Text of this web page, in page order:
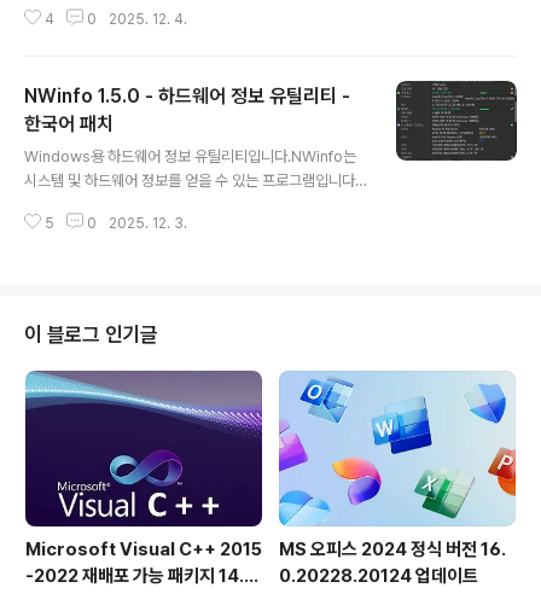
ler는 기기를 최적화하고, 불필요한 프로그램 파일을 제거
있을 수 있습니다. 이제 Revo Uninstaller를 사용하면 이
러한 모든 잔여물을 시스템에서 제거하고 기기의 편의성과
최적화를 더욱 강화할 수 있습니다.Home: https://www.
revouninstaller.com/https://www.revouninstalle
w.revo..
4 0 2025. 12. 4.
NWinfo 1.5.0 - 하드웨어 정보 유틸리티 -
한국어 패치
Windows용 하드웨어 정보 유틸리티입니다.NWinfo는
시스템 및 하드웨어 정보를 얻을 수 있는 프로그램입니다.
대한 자세한 정보를 확인하세요.• JSON, YAML 및 LUA
5 0 2025. 12. 3.
이 블로그 인기글
Microsoft Visual C++ 2015
-2022 재배포 가능 패키지 14.5
MS 오피스 2024 정식 버전 16.
0.20228.20124 업데이트